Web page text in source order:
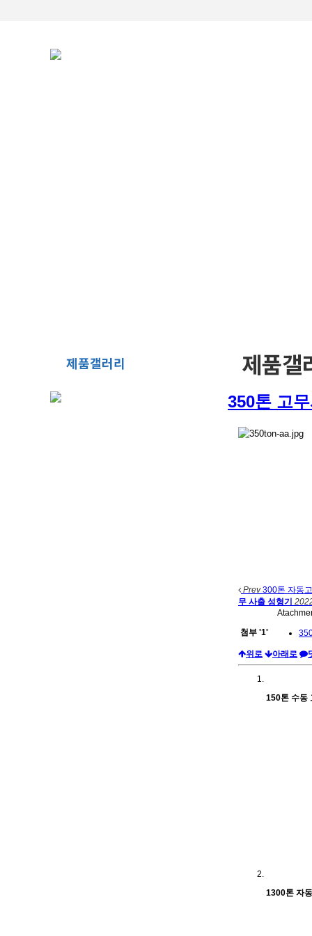
제품갤러리 제품갤
350톤 고무
Prev300톤 자동
무 사출 성형기
첨부 '1'
위로 아래로
150톤 수동
1300톤 자